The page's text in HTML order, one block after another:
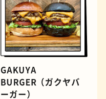
おいもスイーツ
GAKUYA
BURGER（ガクヤバ
ーガー）